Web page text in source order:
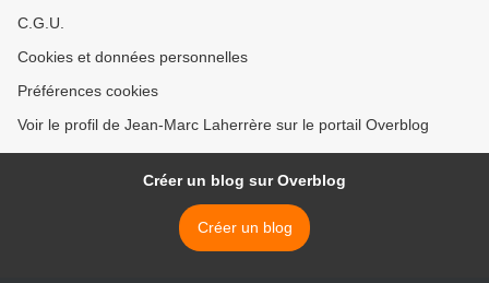
C.G.U.
Cookies et données personnelles
Préférences cookies
Voir le profil de Jean-Marc Laherrère sur le portail Overblog
Créer un blog sur Overblog
Créer un blog